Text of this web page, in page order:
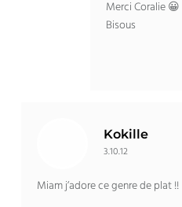
Merci Coralie 😀
Bisous
Kokille
3.10.12
Miam j’adore ce genre de plat !!